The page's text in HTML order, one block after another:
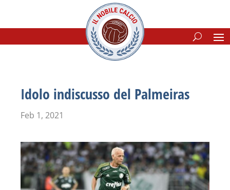
Idolo indiscusso del Palmeiras
Feb 1, 2021